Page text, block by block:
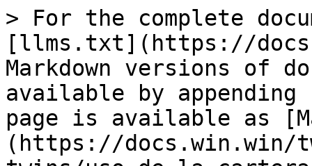
> For the complete
[llms.txt](https://
Markdown versions of
available by
page is available as
(https://docs.win.win/